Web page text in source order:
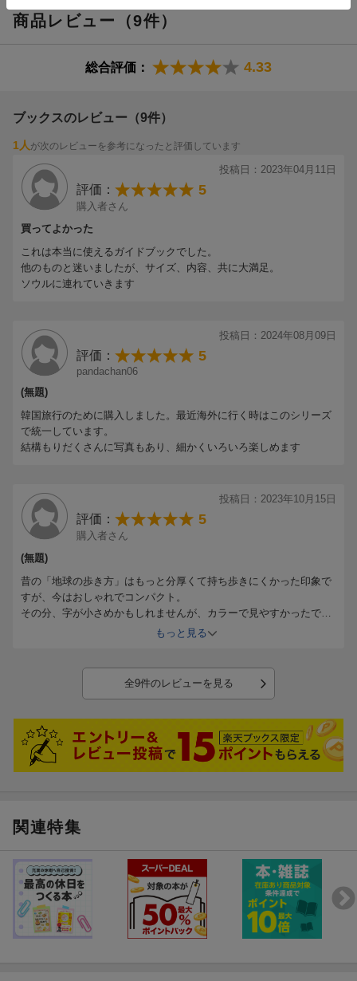
屋台／スーパー／韓定食／デパ地下
・最旬☆韓国ビューティNews
骨筋マッサージ／スパ
・K-Fashionハンティングクルーズ
・天才クリエイター続出の韓国雑貨
・布団イブルとすてき食器
東大門／駅直結ショッピング
●おさんぽ
・ 弘大 をパワフルに遊び尽くそう
・ソウルから1 時間！ 水原 を先取り
漢南洞 〜 梨泰院 〜 経理団 ／ 南大門 ／
三清洞 ／ 仁寺洞 ／ 狎鴎亭洞 〜 清潭洞 ／ カロスキル
●エンタメ
・大好きな韓国ドラマの世界へ没入
・大興奮のコンサート& ミュージカル
・韓国4 大芸能事務所HOPPING
●基本情報
おすすめ旅グッズ／韓国入出国かんたんナビ
ソウル市内の移動手段／旅の便利帳ほか
商品レビュー（9件）
総合評価： 4.33
ブックスのレビュー（9件）
1人 が次のレビューを参考になったと評価しています
投稿日：2023年04月11日
評価： 5
購入者さん
買ってよかった
これは本当に使えるガイドブックでした。
他のものと迷いましたが、サイズ、内容、共に大満足。
ソウルに連れていきます
投稿日：2024年08月09日
評価： 5
pandachan06
(無題)
韓国旅行のために購入しました。最近海外に行く時はこのシリーズ
で統一しています。
結構もりだくさんに写真もあり、細かくいろいろ楽しめます
投稿日：2023年10月15日
評価： 5
購入者さん
(無題)
昔の「地球の歩き方」はもっと分厚くて持ち歩きにくかった印象で
すが、今はおしゃれでコンパクト。
その分、字が小さめかもしれませんが、カラーで見やすかったで
もっと見る
全9件のレビューを見る
関連特集